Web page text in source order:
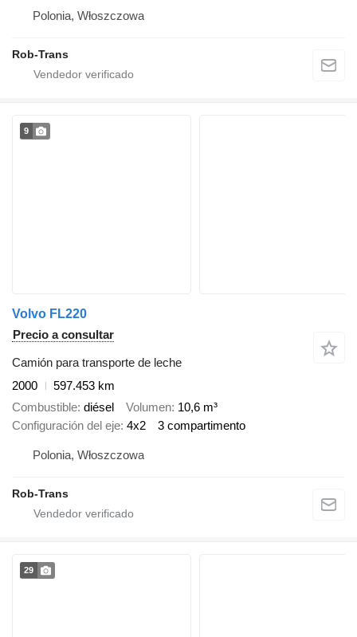
Polonia, Włoszczowa
Rob-Trans
9
Volvo FL220
Precio a consultar
Camión para transporte de leche
2000
597.453 km
Combustible diésel Volumen 10,6 m³
Configuración del eje 4x2 3 compartimento
Polonia, Włoszczowa
Rob-Trans
29